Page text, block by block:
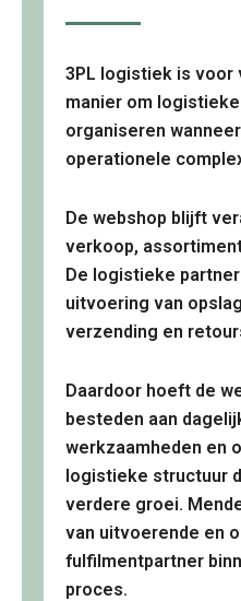
3PL logistiek is voor
manier om
organiseren
operationele
De webshop blijft
verkoop,
De logistieke
uitvoering van
verzending en
Daardoor hoeft de
besteden aan
werkzaamheden en
logistieke structuur
verdere groei.
van uitvoerende en
fulfilmentpartner
proces.